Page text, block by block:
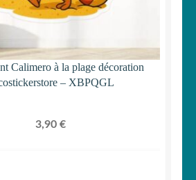
Calimero à la plage décoration
– XBPQGL
3,90 €